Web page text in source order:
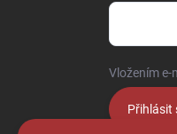
Vložením e-
Přihlásit